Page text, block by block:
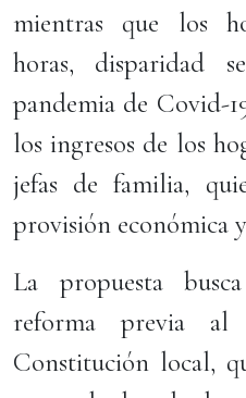
mientras que los
horas, disparidad
pandemia de Covid-
los ingresos de los
jefas de familia,
provisión económica
La propuesta
reforma previa
Constitución local,